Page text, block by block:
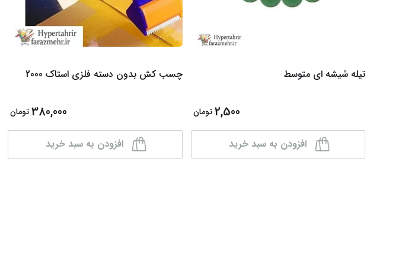
تیله شیشه ای متوسط
2,500 تومان
افزودن به سبد خرید
چسب کش بدون دسته فلزی استاک 2000
380,000تومان
افزودن به سبد خرید